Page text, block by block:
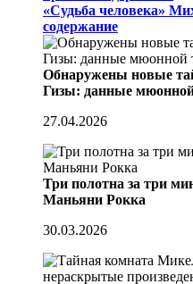
«Судьба человека»
содержание
Обнаружены новые
Гизы: данные
27.04.2026
Три полотна за три
Маньяни Рокка
30.03.2026